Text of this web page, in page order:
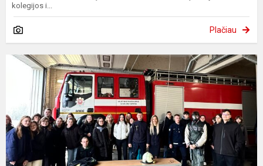
kolegijos i...
Plačiau